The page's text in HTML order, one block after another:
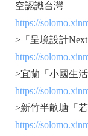
空認識台灣
https://
>「呈境設計
https://
>宜蘭「小國生
https://
>新竹半畝塘「
https://